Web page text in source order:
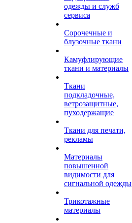
одежды и служб
сервиса
Сорочечные и
блузочные ткани
Камуфлирующие
ткани и материалы
Ткани
подкладочные,
ветрозащитные,
пуходержащие
Ткани для печати,
рекламы
Материалы
повышенной
видимости для
сигнальной одежды
Трикотажные
материалы